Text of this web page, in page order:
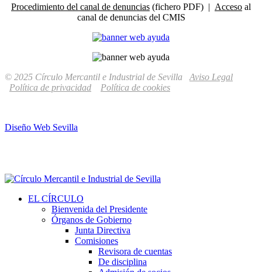
Procedimiento del canal de denuncias (fichero PDF) | Acceso al
canal de denuncias del CMIS
© 2025 Círculo Mercantil e Industrial de Sevilla Aviso Legal
Política de privacidad
Política de cookies
Diseño Web Sevilla
EL CÍRCULO
Bienvenida del Presidente
Órganos de Gobierno
Junta Directiva
Comisiones
Revisora de cuentas
De disciplina